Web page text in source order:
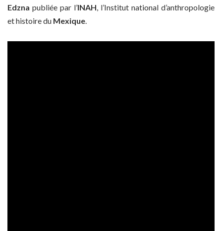
Edzna publiée par l’INAH, l’Institut national d’anthropologie
et histoire du Mexique.